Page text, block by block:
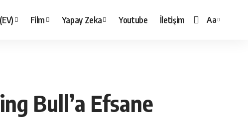
Film Yapay Zeka Youtube İletişim
Yazı
Aa
Bull’a Efsane